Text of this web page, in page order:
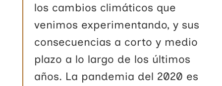
los cambios climáticos que
venimos experimentando, y sus
consecuencias a corto y medio
plazo a lo largo de los últimos
años. La pandemia del 2020 es